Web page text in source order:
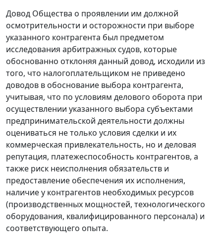
Довод Общества о проявлении им должной
осмотрительности и осторожности при выборе
указанного контрагента был предметом
исследования арбитражных судов, которые
обоснованно отклоняя данный довод, исходили из
того, что налогоплательщиком не приведено
доводов в обоснование выбора контрагента,
учитывая, что по условиям делового оборота при
осуществлении указанного выбора субъектами
предпринимательской деятельности должны
оцениваться не только условия сделки и их
коммерческая привлекательность, но и деловая
репутация, платежеспособность контрагентов, а
также риск неисполнения обязательств и
предоставление обеспечения их исполнения,
наличие у контрагентов необходимых ресурсов
(производственных мощностей, технологического
оборудования, квалифицированного персонала) и
соответствующего опыта.